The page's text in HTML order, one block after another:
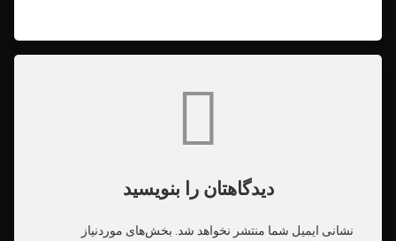
دیدگاهتان را بنویسید
نشانی ایمیل شما منتشر نخواهد شد. بخش‌های موردنیاز